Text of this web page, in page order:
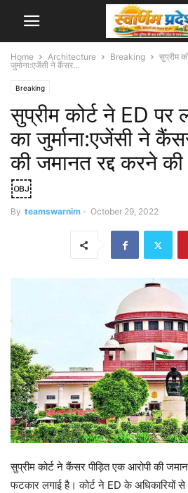
Home Architecture Breaking
सुप्रीम
जुर्माना:एजेंसी ने कैंसर...
Breaking
सुप्रीम कोर्ट ने ED पर
का जुर्माना:एजेंसी ने
की जमानत रद्द करने
￼
By teamswarnim - October 29, 2022
सुप्रीम कोर्ट ने कैंसर पीड़ित एक आरोपी की
फटकार लगाई है। कोर्ट ने ED के अधिकारियों